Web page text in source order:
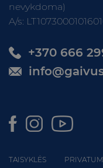
nevykdoma)
A/s:
+370 666
TAISYKLĖS